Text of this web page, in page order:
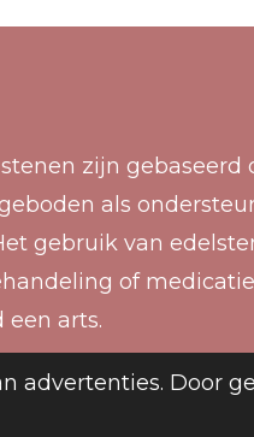
advertenties. Door
zijn gebaseerd
als
gebruik van
of
arts.